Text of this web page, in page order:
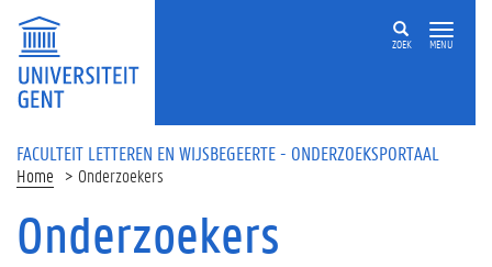
Overslaan en naar de inhoud gaan
ZOEK MENU
FACULTEIT LETTEREN EN WIJSBEGEERTE - ONDERZOEKSPORTAAL
Home Onderzoekers
Onderzoekers